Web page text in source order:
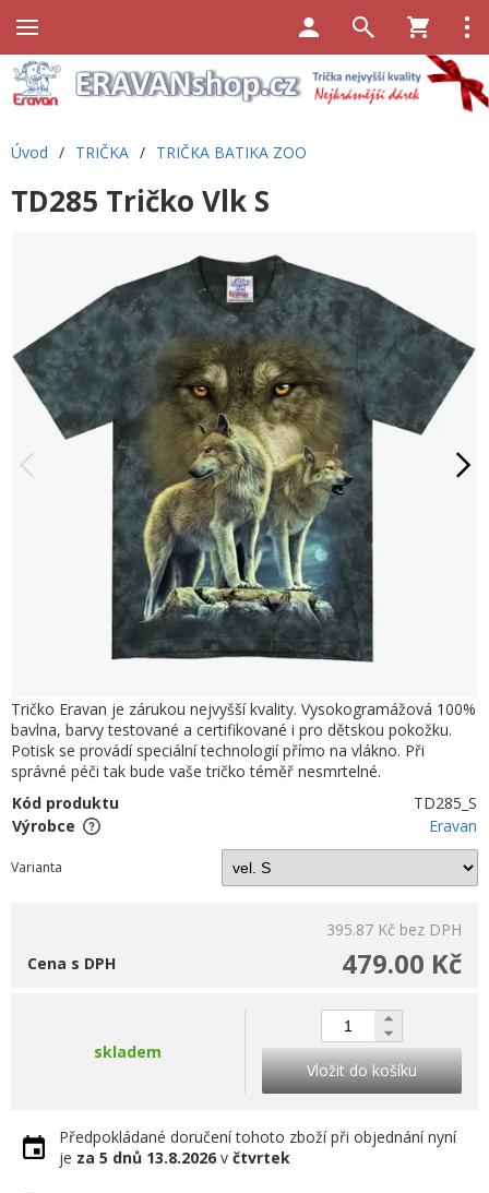
Úvod / TRIČKA / TRIČKA BATIKA ZOO
TD285 Tričko Vlk S
Tričko Eravan je zárukou nejvyšší kvality. Vysokogramážová 100%
bavlna, barvy testované a certifikované i pro dětskou pokožku.
Potisk se provádí speciální technologií přímo na vlákno. Při
správné péči tak bude vaše tričko téměř nesmrtelné.
Kód produktu
TD285_S
Výrobce
Eravan
Varianta
395.87 Kč bez DPH
479.00 Kč
Cena s DPH
skladem
Vložit do košíku
Předpokládané doručení tohoto zboží při objednání nyní
je za 5 dnů 13.8.2026 v čtvrtek